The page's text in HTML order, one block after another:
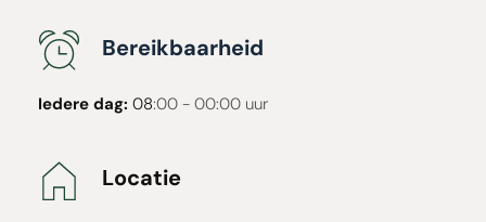
Bereikbaarheid
Iedere dag: 08:00 - 00:00 uur
Locatie